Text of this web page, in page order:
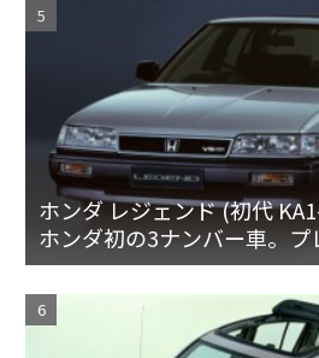
ホンダ レジェンド (初代
ホンダ初の3ナンバー車。プ
ンとハードトップ